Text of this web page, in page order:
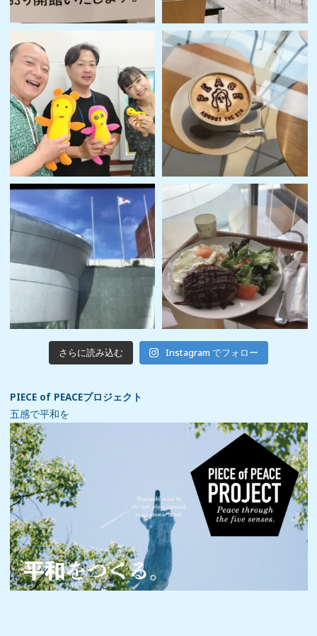
さらに読み込む Instagram でフォロー
PIECE of PEACEプロジェクト
五感で平和を